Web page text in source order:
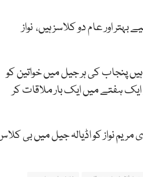
اور عام دو کلاسز ہیں، نواز
پنجاب کی ہر جیل میں خواتین کو
ہفتے میں ایک بار ملاقات کر
مریم نواز کو اڈیالہ جیل میں بی